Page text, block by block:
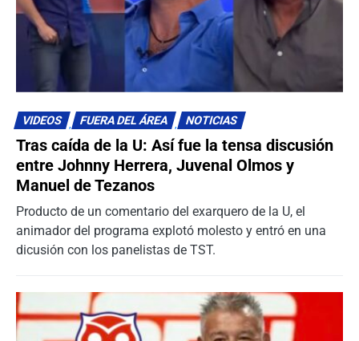
VIDEOS FUERA DEL ÁREA NOTICIAS
Tras caída de la U: Así fue la tensa discusión
entre Johnny Herrera, Juvenal Olmos y
Manuel de Tezanos
Producto de un comentario del exarquero de la U, el
animador del programa explotó molesto y entró en una
dicusión con los panelistas de TST.